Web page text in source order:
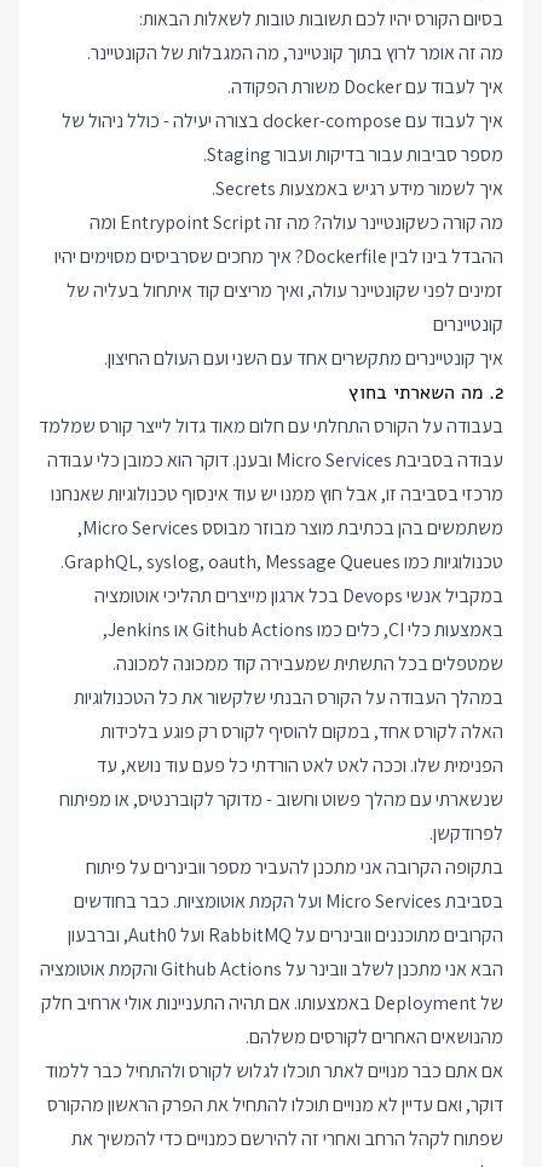
בסיום הקורס יהיו לכם תשובות טובות לשאלות הבאות:
מה זה אומר לרוץ בתוך קונטיינר, מה המגבלות של הקונטיינר.
איך לעבוד עם Docker משורת הפקודה.
איך לעבוד עם docker-compose בצורה יעילה - כולל ניהול של
מספר סביבות עבור בדיקות ועבור Staging.
איך לשמור מידע רגיש באמצעות Secrets.
מה קורה כשקונטיינר עולה? מה זה Entrypoint Script ומה
ההבדל בינו לבין Dockerfile? איך מחכים שסרביסים מסוימים יהיו
זמינים לפני שקונטיינר עולה, ואיך מריצים קוד איתחול בעליה של
קונטיינרים
איך קונטיינרים מתקשרים אחד עם השני ועם העולם החיצון.
2. מה השארתי בחוץ
בעבודה על הקורס התחלתי עם חלום מאוד גדול לייצר קורס שמלמד
עבודה בסביבת Micro Services ובענן. דוקר הוא כמובן כלי עבודה
מרכזי בסביבה זו, אבל חוץ ממנו יש עוד אינסוף טכנולוגיות שאנחנו
משתמשים בהן בכתיבת מוצר מבוזר מבוסס Micro Services,
טכנולוגיות כמו GraphQL, syslog, oauth, Message Queues.
במקביל אנשי Devops בכל ארגון מייצרים תהליכי אוטומציה
באמצעות כלי CI, כלים כמו Github Actions או Jenkins,
שמטפלים בכל התשתית שמעבירה קוד ממכונה למכונה.
במהלך העבודה על הקורס הבנתי שלקשור את כל הטכנולוגיות
האלה לקורס אחד, במקום להוסיף לקורס רק פוגע בלכידות
הפנימית שלו. וככה לאט לאט הורדתי כל פעם עוד נושא, עד
שנשארתי עם מהלך פשוט וחשוב - מדוקר לקוברנטיס, או מפיתוח
לפרודקשן.
בתקופה הקרובה אני מתכנן להעביר מספר וובינרים על פיתוח
בסביבת Micro Services ועל הקמת אוטומציות. כבר בחודשים
הקרוביםמתוכננים
וובינרים על RabbitMQ ועל Auth0, וברבעון
הבא אני מתכנן לשלב וובינר על Github Actions והקמת אוטומציה
של Deployment באמצעותו. אם תהיה התעניינות אולי ארחיב חלק
מהנושאים האחרים לקורסים משלהם.
אם אתם כבר מנויים לאתר תוכלו לגלוש לקורס ולהתחיל כבר ללמוד
דוקר, ואם עדיין לא מנויים תוכלו להתחיל את הפרק הראשון מהקורס
שפתוח לקהל הרחב ואחרי זה להירשם כמנויים כדי להמשיך את